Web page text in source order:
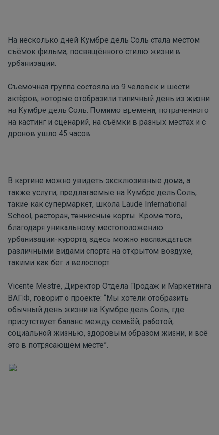
На несколько дней Кумбре дель Соль стала местом
съёмок фильма, посвящённого стилю жизни в
урбанизации.
Съёмочная группа состояла из 9 человек и шести
актёров, которые отобразили типичный день из жизни
на Кумбре дель Соль. Помимо времени, потраченного
на кастинг и сценарий, на съёмки в разных местах и с
дронов ушло 45 часов.
В картине можно увидеть эксклюзивные дома, а
также услуги, предлагаемые на Кумбре дель Соль,
такие как супермаркет, школа Laude International
School, ресторан, теннисные корты. Кроме того,
благодаря уникальному местоположению
урбанизации-курорта, здесь можно наслаждаться
различными видами спорта на открытом воздухе,
такими как бег и велоспорт.
Vicente Mestre, Директор Отдела Продаж и Маркетинга
ВАПФ, говорит о проекте: “Мы хотели отобразить
обычный день жизни на Кумбре дель Соль, где
присутствует баланс между семьёй, работой,
социальной жизнью, здоровым образом жизни, и всё
это в потрясающем месте”.